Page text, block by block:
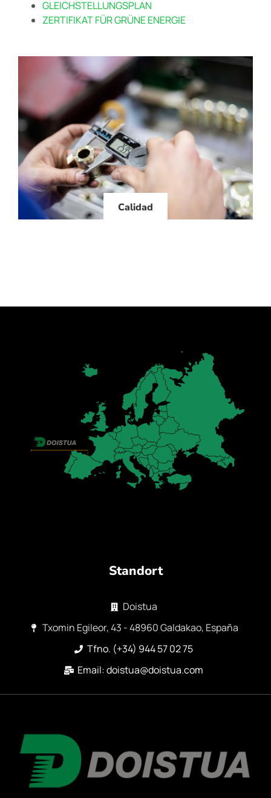
GLEICHSTELLUNGSPLAN
ZERTIFIKAT FÜR GRÜNE ENERGIE
Calidad
Standort
Doistua
Txomin Egileor, 43 - 48960 Galdakao, España
Tfno. (+34) 944 57 02 75
Email: doistua@doistua.com